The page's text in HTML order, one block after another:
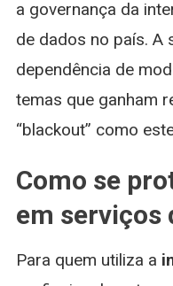
a governança da
de dados no país. A
dependência de
temas que ganham
“blackout” como
Como se
em serviços
Para quem utiliza a